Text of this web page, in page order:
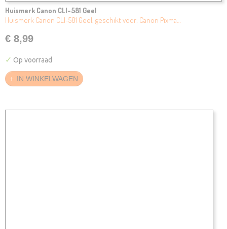
Huismerk Canon CLI-581 Geel
Huismerk Canon CLI-581 Geel, geschikt voor: Canon Pixma…
€ 8,99
✓ Op voorraad
IN WINKELWAGEN